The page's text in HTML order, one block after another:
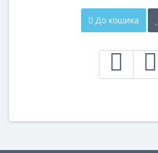
До кошика